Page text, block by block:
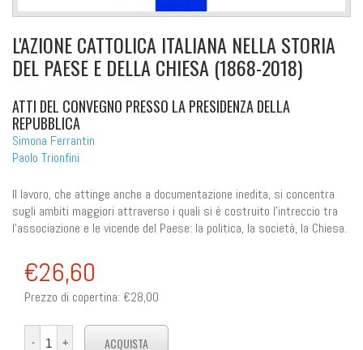
L'AZIONE CATTOLICA ITALIANA NELLA STORIA
DEL PAESE E DELLA CHIESA (1868-2018)
ATTI DEL CONVEGNO PRESSO LA PRESIDENZA DELLA
REPUBBLICA
Simona Ferrantin
Paolo Trionfini
Il lavoro, che attinge anche a documentazione inedita, si concentra
sugli ambiti maggiori attraverso i quali si è costruito l'intreccio tra
l'associazione e le vicende del Paese: la politica, la società, la Chiesa.
€26,60
Prezzo di copertina: €28,00